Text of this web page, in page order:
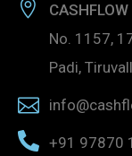
No. 1157,
Padi,
+91 97870